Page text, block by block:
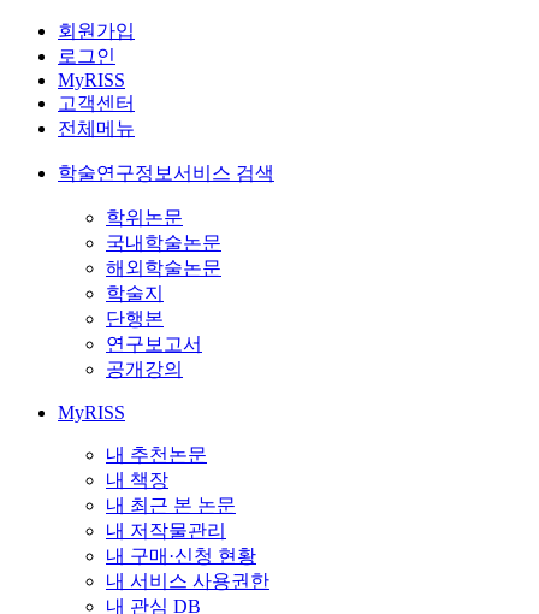
회원가입
로그인
MyRISS
고객센터
전체메뉴
학술연구정보서비스 검색
학위논문
국내학술논문
해외학술논문
학술지
단행본
연구보고서
공개강의
MyRISS
내 추천논문
내 책장
내 최근 본 논문
내 저작물관리
내 구매·신청 현황
내 서비스 사용권한
내 관심 DB